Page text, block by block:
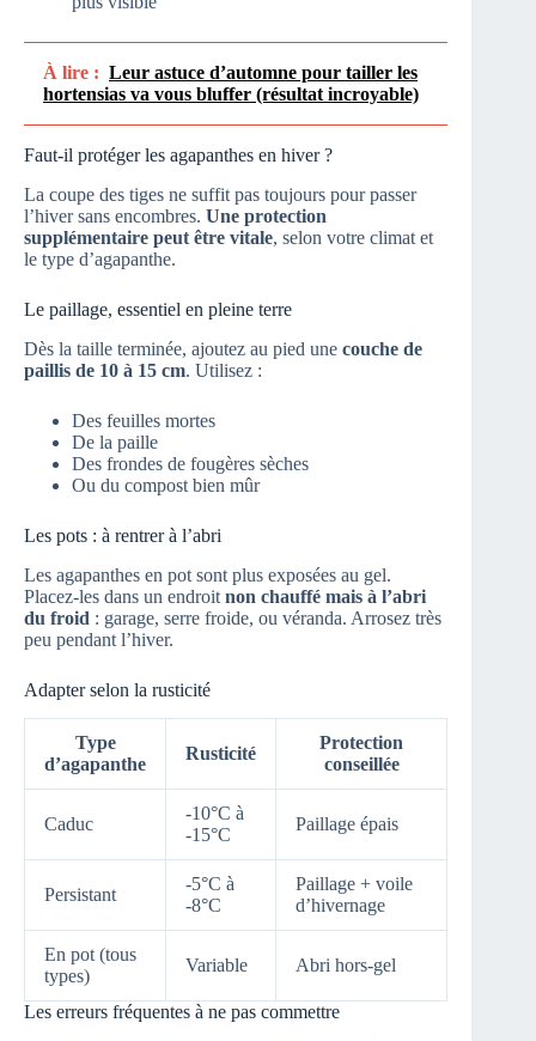
À lire : Leur astuce d’automne pour tailler les
hortensias va vous bluffer (résultat incroyable)
Faut-il protéger les agapanthes en hiver ?
La coupe des tiges ne suffit pas toujours pour passer
l’hiver sans encombres. Une protection
supplémentaire peut être vitale, selon votre climat et
le type d’agapanthe.
Le paillage, essentiel en pleine terre
Dès la taille terminée, ajoutez au pied une couche de
paillis de 10 à 15 cm. Utilisez :
Des feuilles mortes
De la paille
Des frondes de fougères sèches
Ou du compost bien mûr
Les pots : à rentrer à l’abri
Les agapanthes en pot sont plus exposées au gel.
Placez-les dans un endroit non chauffé mais à l’abri
du froid : garage, serre froide, ou véranda. Arrosez très
peu pendant l’hiver.
Adapter selon la rusticité
Type
d’agapanthe
Rusticité
Protection
conseillée
Caduc
-10°C à
-15°C
Paillage épais
Persistant
-5°C à
-8°C
Paillage + voile
d’hivernage
En pot (tous
types)
Variable Abri hors-gel
Les erreurs fréquentes à ne pas commettre